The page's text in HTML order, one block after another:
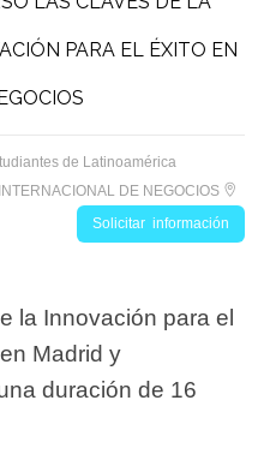
PARA EL ÉXITO EN
de Latinoamérica
DE NEGOCIOS
Solicitar información
la Innovación para el
Madrid y
duración de 16